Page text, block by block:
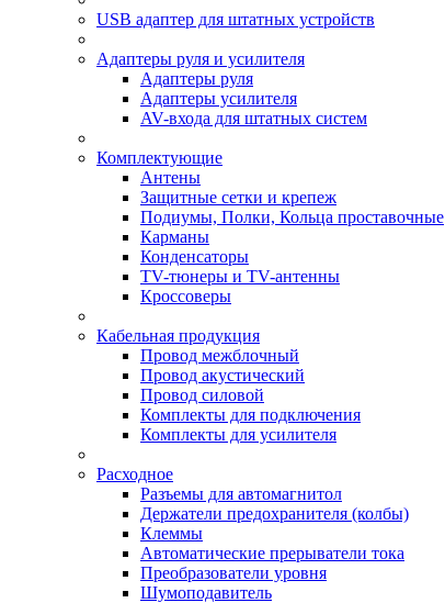
USB адаптер для штатных устройств
Адаптеры руля и усилителя
Адаптеры руля
Адаптеры усилителя
AV-входа для штатных систем
Комплектующие
Антены
Защитные сетки и крепеж
Подиумы, Полки, Кольца проставочные
Карманы
Конденсаторы
TV-тюнеры и TV-антенны
Кроссоверы
Кабельная продукция
Провод межблочный
Провод акустический
Провод силовой
Комплекты для подключения
Комплекты для усилителя
Расходное
Разъемы для автомагнитол
Держатели предохранителя (колбы)
Клеммы
Автоматические прерыватели тока
Преобразователи уровня
Шумоподавитель